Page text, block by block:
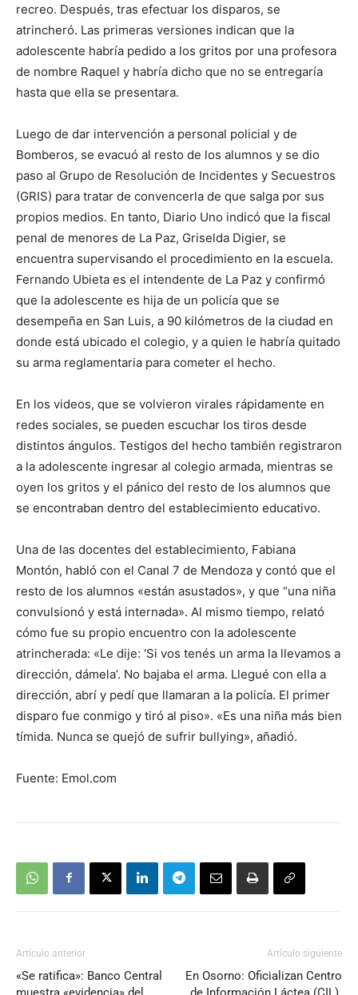
recreo. Después, tras efectuar los disparos, se
atrincheró. Las primeras versiones indican que la
adolescente habría pedido a los gritos por una profesora
de nombre Raquel y habría dicho que no se entregaría
hasta que ella se presentara.
Luego de dar intervención a personal policial y de
Bomberos, se evacuó al resto de los alumnos y se dio
paso al Grupo de Resolución de Incidentes y Secuestros
(GRIS) para tratar de convencerla de que salga por sus
propios medios. En tanto, Diario Uno indicó que la fiscal
penal de menores de La Paz, Griselda Digier, se
encuentra supervisando el procedimiento en la escuela.
Fernando Ubieta es el intendente de La Paz y confirmó
que la adolescente es hija de un policía que se
desempeña en San Luis, a 90 kilómetros de la ciudad en
donde está ubicado el colegio, y a quien le habría quitado
su arma reglamentaria para cometer el hecho.
En los videos, que se volvieron virales rápidamente en
redes sociales, se pueden escuchar los tiros desde
distintos ángulos. Testigos del hecho también registraron
a la adolescente ingresar al colegio armada, mientras se
oyen los gritos y el pánico del resto de los alumnos que
se encontraban dentro del establecimiento educativo.
Una de las docentes del establecimiento, Fabiana
Montón, habló con el Canal 7 de Mendoza y contó que el
resto de los alumnos «están asustados», y que “una niña
convulsionó y está internada». Al mismo tiempo, relató
cómo fue su propio encuentro con la adolescente
atrincherada: «Le dije: ‘Si vos tenés un arma la llevamos a
dirección, dámela’. No bajaba el arma. Llegué con ella a
dirección, abrí y pedí que llamaran a la policía. El primer
disparo fue conmigo y tiró al piso». «Es una niña más bien
tímida. Nunca se quejó de sufrir bullying», añadió.
Fuente: Emol.com
Artículo anterior
«Se ratifica»: Banco Central
Artículo siguiente
En Osorno: Oficializan Centro